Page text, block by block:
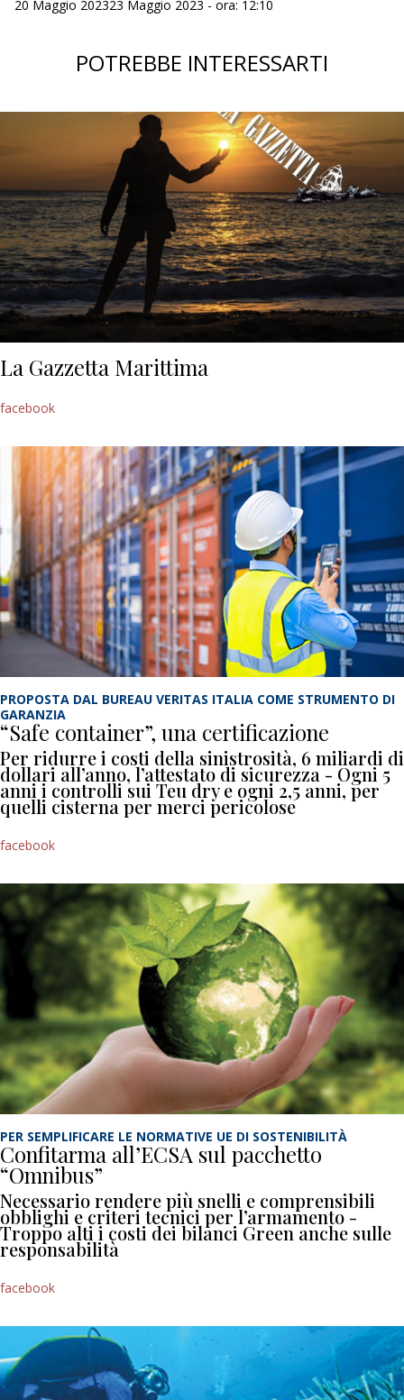
20 Maggio 202323 Maggio 2023 - ora: 12:10
POTREBBE INTERESSARTI
La Gazzetta Marittima
facebook
PROPOSTA DAL BUREAU VERITAS ITALIA COME STRUMENTO DI
GARANZIA
“Safe container”, una certificazione
Per ridurre i costi della sinistrosità, 6 miliardi di
dollari all’anno, l’attestato di sicurezza - Ogni 5
anni i controlli sui Teu dry e ogni 2,5 anni, per
quelli cisterna per merci pericolose
facebook
PER SEMPLIFICARE LE NORMATIVE UE DI SOSTENIBILITÀ
Confitarma all’ECSA sul pacchetto
“Omnibus”
Necessario rendere più snelli e comprensibili
obblighi e criteri tecnici per l’armamento -
Troppo alti i costi dei bilanci Green anche sulle
responsabilità
facebook